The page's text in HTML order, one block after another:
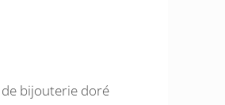
bijouterie doré